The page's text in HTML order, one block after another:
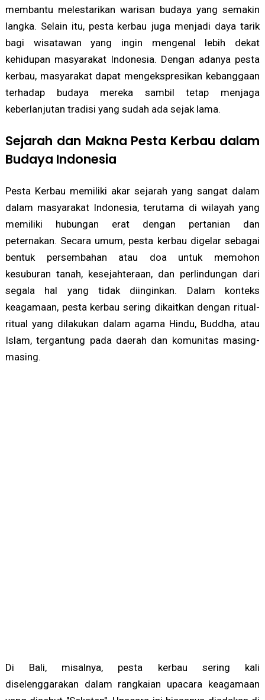
membantu melestarikan warisan budaya yang semakin
langka. Selain itu, pesta kerbau juga menjadi daya tarik
bagi wisatawan yang ingin mengenal lebih dekat
kehidupan masyarakat Indonesia. Dengan adanya pesta
kerbau, masyarakat dapat mengekspresikan kebanggaan
terhadap budaya mereka sambil tetap menjaga
keberlanjutan tradisi yang sudah ada sejak lama.
Sejarah dan Makna Pesta Kerbau dalam
Budaya Indonesia
Pesta Kerbau memiliki akar sejarah yang sangat dalam
dalam masyarakat Indonesia, terutama di wilayah yang
memiliki hubungan erat dengan pertanian dan
peternakan. Secara umum, pesta kerbau digelar sebagai
bentuk persembahan atau doa untuk memohon
kesuburan tanah, kesejahteraan, dan perlindungan dari
segala hal yang tidak diinginkan. Dalam konteks
keagamaan, pesta kerbau sering dikaitkan dengan ritual-
ritual yang dilakukan dalam agama Hindu, Buddha, atau
Islam, tergantung pada daerah dan komunitas masing-
masing.
Di Bali, misalnya, pesta kerbau sering kali
diselenggarakan dalam rangkaian upacara keagamaan